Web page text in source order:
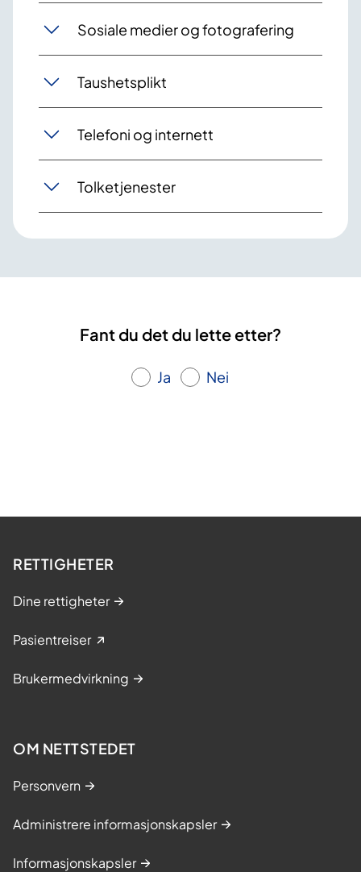
Sosiale medier og fotografering
Taushetsplikt
Telefoni og internett
Tolketjenester
Fant du det du lette etter?
Ja Nei
RETTIGHETER
Dine rettigheter
Pasientreiser
Brukermedvirkning
OM NETTSTEDET
Personvern
Administrere informasjonskapsler
Informasjonskapsler